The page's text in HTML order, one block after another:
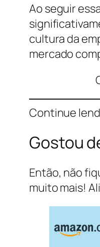
Ao seguir
cultura da
mercado
Continue
Gostou
Então, não
muito mais!